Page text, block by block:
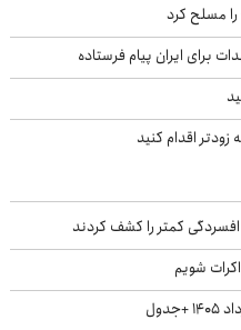
را مسلح کرد
برای ایران پیام فرستاده
اقدام کنید
کمتر را کشف کردند
شویم